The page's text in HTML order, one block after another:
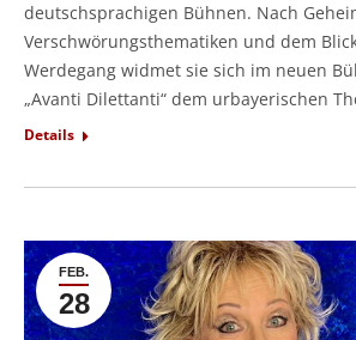
deutschsprachigen Bühnen. Nach
Verschwörungsthematiken und dem
Werdegang widmet sie sich im neuen
„Avanti Dilettanti“ dem urbayerischen
Details
FEB.
28